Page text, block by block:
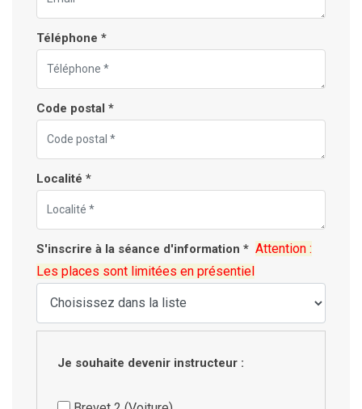
Téléphone *
Code postal *
Localité *
S'inscrire à la séance d'information * Attention :
Les places sont limitées en présentiel
Je souhaite devenir instructeur :